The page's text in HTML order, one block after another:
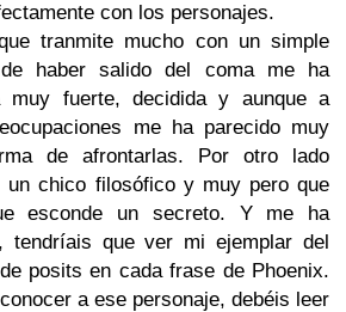
con los personajes.
tranmite mucho con un simple
haber salido del coma me ha
muy fuerte, decidida y aunque a
me ha parecido muy
de afrontarlas. Por otro lado
un chico filosófico y muy pero que
esconde un secreto. Y me ha
tendríais que ver mi ejemplar del
posits en cada frase de Phoenix.
a ese personaje, debéis leer